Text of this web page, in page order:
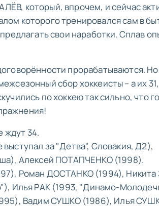
который, впрочем, и сейчас
которого тренировался сам в
свои наработки. Сплав
прорабатываются.
сбор хоккеисты – а их 31,
по хоккею так сильно, что
ждут 34.
за "Детва", Словакия, Д2),
Алексей ПОТАПЧЕНКО (1998).
Роман ДОСТАНКО (1994), Никита
Илья РАК (1993, "Динамо-
Вадим СУШКО (1986), Илья